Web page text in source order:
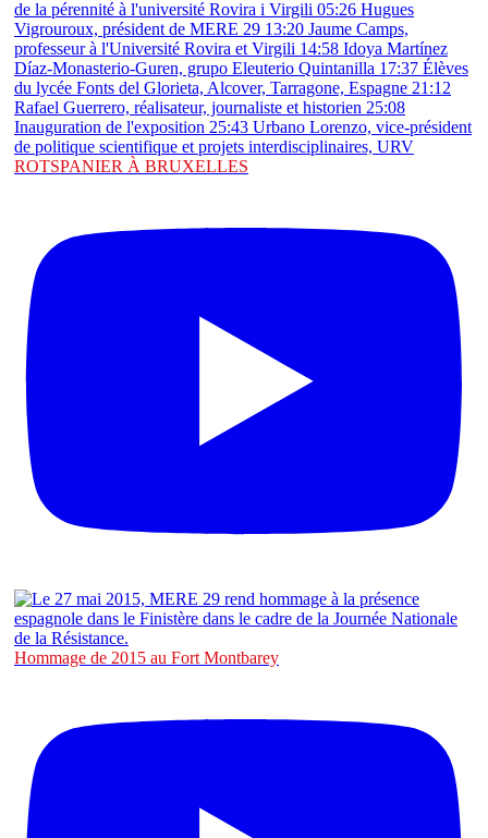
ROTSPANIER À BRUXELLES
Hommage de 2015 au Fort Montbarey